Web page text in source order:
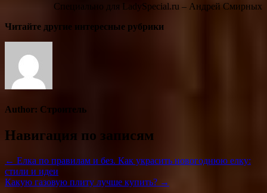
Специально для LadySpecial.ru – Андрей Смирных
Читайте другие интересные рубрики
Author: Строитель
Навигация по записям
← Елка по правилам и без. Как украсить новогоднюю елку:
стили и идеи
Какую газовую плиту лучше купить? →